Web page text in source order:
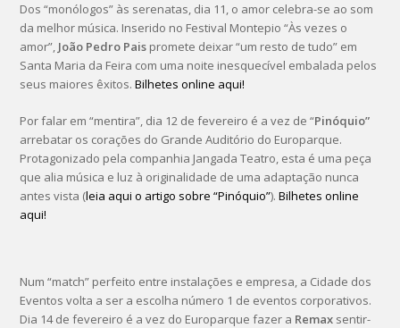
Dos “monólogos” às serenatas, dia 11, o amor celebra-se ao som
da melhor música. Inserido no Festival Montepio “Às vezes o
amor”, João Pedro Pais promete deixar “um resto de tudo” em
Santa Maria da Feira com uma noite inesquecível embalada pelos
seus maiores êxitos.Bilhetes online aqui!
Por falar em “mentira”, dia 12 de fevereiro é a vez de “Pinóquio”
arrebatar os corações do Grande Auditório do Europarque.
Protagonizado pela companhia Jangada Teatro, esta é uma peça
que alia música e luz à originalidade de uma adaptação nunca
antes vista (leia aqui o artigo sobre “Pinóquio”).Bilhetes online
aqui!
Num “match” perfeito entre instalações e empresa, a Cidade dos
Eventos volta a ser a escolha número 1 de eventos corporativos.
Dia 14 de fevereiro é a vez do Europarque fazer a Remax sentir-